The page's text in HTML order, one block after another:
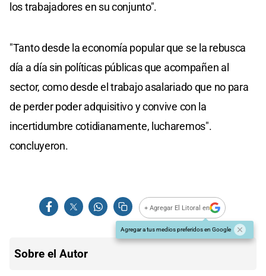
los trabajadores en su conjunto".
"Tanto desde la economía popular que se la rebusca
día a día sin políticas públicas que acompañen al
sector, como desde el trabajo asalariado que no para
de perder poder adquisitivo y convive con la
incertidumbre cotidianamente, lucharemos".
concluyeron.
+ Agregar El Litoral en
Agregar a tus medios preferidos en Google
Sobre el Autor